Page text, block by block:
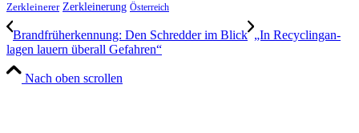
Zerkleinerer Zerkleinerung Österreich
Brandfrüherkennung: Den Schredder im Blick „In Recyclingan­
lagen lauern überall Gefahren“
Nach oben scrollen